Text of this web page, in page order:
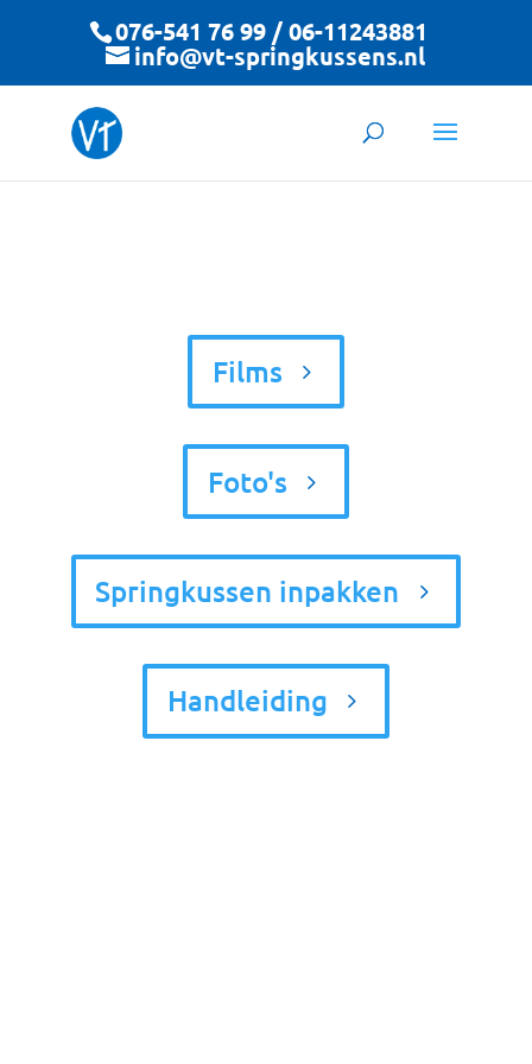
076-541 76 99 / 06-11243881
info@vt-springkussens.nl
Films
Foto's
Springkussen inpakken
Handleiding